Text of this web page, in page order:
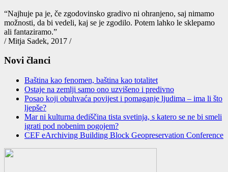
“Naj­hu­je pa je, če zgo­do­vin­sko gra­di­vo ni ohra­nje­no, saj nima­mo
mož­nos­ti, da bi vede­li, kaj se je zgo­di­lo. Potem lah­ko le skle­pa­mo
ali fan­ta­zi­ra­mo.”
/ Mitja Sadek, 2017 /
Novi članci
Baština kao fenomen, baština kao totalitet
Ostaje na zemlјi samo ono uzvišeno i predivno
Posao koji obuhvaća povijest i pomaganje ljudima – ima li što
ljepše?
Mar ni kulturna dediščina tista svetinja, s katero se ne bi smeli
igrati pod nobenim pogojem?
CEF eArchiving Building Block Geopreservation Conference